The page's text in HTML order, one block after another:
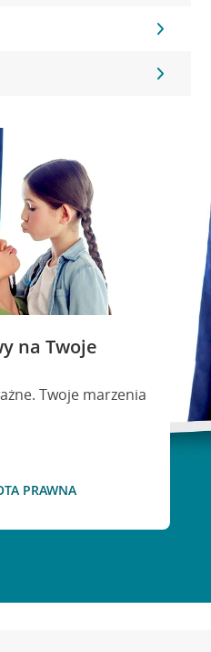
na Twoje
Twoje marzenia
PRAWNA